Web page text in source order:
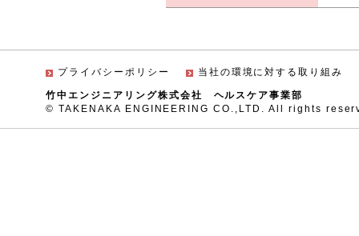
プライバシーポリシー 当社の環境に対する取り組み
竹中エンジニアリング株式会社 ヘルスケア事業部
© TAKENAKA ENGINEERING CO.,LTD. All rights